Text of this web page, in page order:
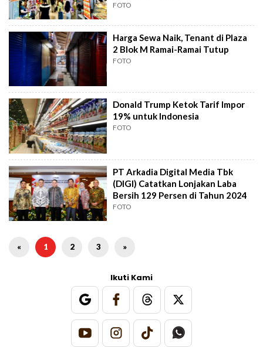
FOTO
Harga Sewa Naik, Tenant di Plaza
2 Blok M Ramai-Ramai Tutup
FOTO
Donald Trump Ketok Tarif Impor
19% untuk Indonesia
FOTO
PT Arkadia Digital Media Tbk
(DIGI) Catatkan Lonjakan Laba
Bersih 129 Persen di Tahun 2024
FOTO
« 1 2 3 »
Ikuti Kami